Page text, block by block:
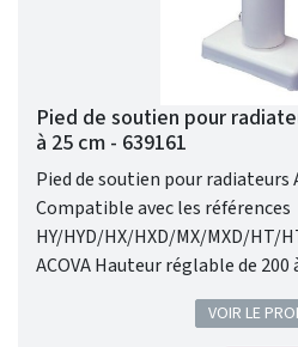
Pied de soutien pour
à 25 cm - 639161
Pied de soutien pour radiateurs ACOVA.
Compatible avec les références
HY/HYD/HX/HXD/MX/MXD/HT/
ACOVA Hauteur réglable de 200 à 250 mm. En
complément des consoles murales. Vendu à
Disponible en 46 couleurs du
VOIR LE